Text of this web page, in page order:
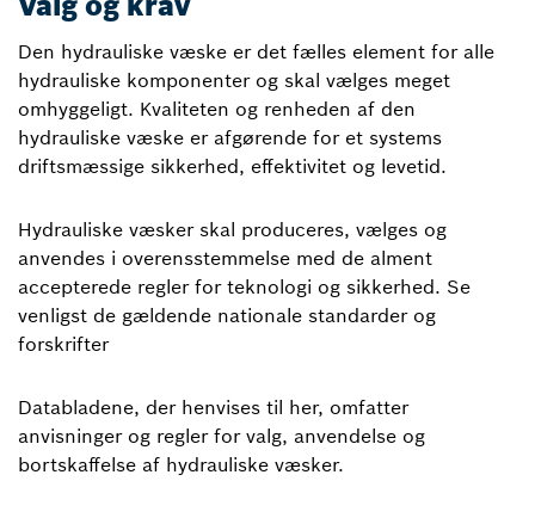
Den hydrauliske væske er det fælles element for alle
hydrauliske komponenter og skal vælges meget
omhyggeligt. Kvaliteten og renheden af den
hydrauliske væske er afgørende for et systems
driftsmæssige sikkerhed, effektivitet og levetid.
Hydrauliske væsker skal produceres, vælges og
anvendes i overensstemmelse med de alment
accepterede regler for teknologi og sikkerhed. Se
venligst de gældende nationale standarder og
forskrifter
Databladene, der henvises til her, omfatter
anvisninger og regler for valg, anvendelse og
bortskaffelse af hydrauliske væsker.